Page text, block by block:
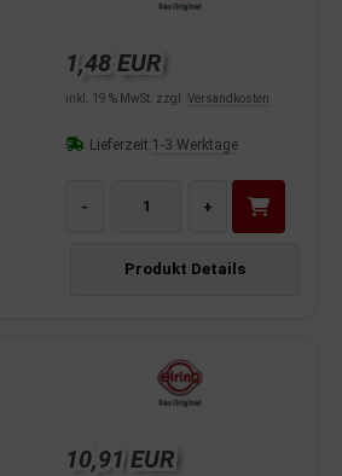
1,48 EUR
inkl. 19 % MwSt. zzgl. Versandkosten
Lieferzeit:1-3 Werktage
- +
Produkt Details
10,91 EUR